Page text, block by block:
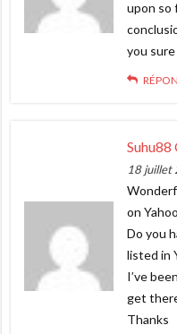
upon so
you
18 juillet
on
Do you
listed in
I’ve
get
Thanks